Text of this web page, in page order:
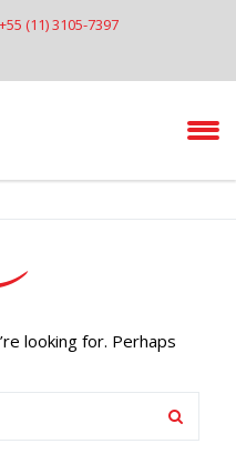
+55 (11) 3105-7397
looking for. Perhaps